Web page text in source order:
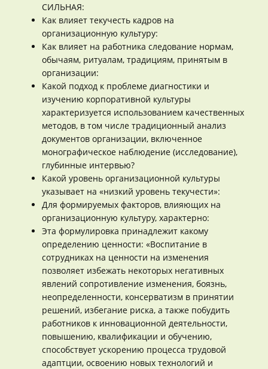
СИЛЬНАЯ:
Как влияет текучесть кадров на
организационную культуру:
Как влияет на работника следование нормам,
обычаям, ритуалам, традициям, принятым в
организации:
Какой подход к проблеме диагностики и
изучению корпоративной культуры
характеризуется использованием качественных
методов, в том числе традиционный анализ
документов организации, включенное
монографическое наблюдение (исследование),
глубинные интервью?
Какой уровень организационной культуры
указывает на «низкий уровень текучести»:
Для формируемых факторов, влияющих на
организационную культуру, характерно:
Эта формулировка принадлежит какому
определению ценности: «Воспитание в
сотрудниках на ценности на изменения
позволяет избежать некоторых негативных
явлений сопротивление изменения, боязнь,
неопределенности, консерватизм в принятии
решений, избегание риска, а также побудить
работников к инновационной деятельности,
повышению, квалификации и обучению,
способствует ускорению процесса трудовой
адаптции, освоению новых технологий и